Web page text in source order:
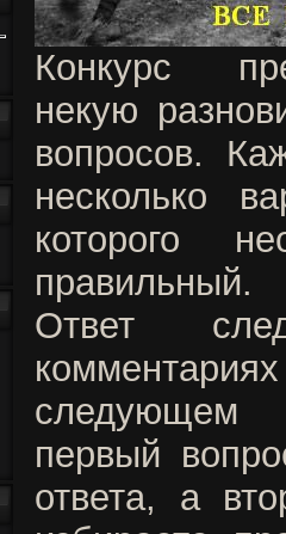
Конкурс
некую
вопросов.
несколько
которого
правильный.
Ответ
следующем
первый
ответа, а